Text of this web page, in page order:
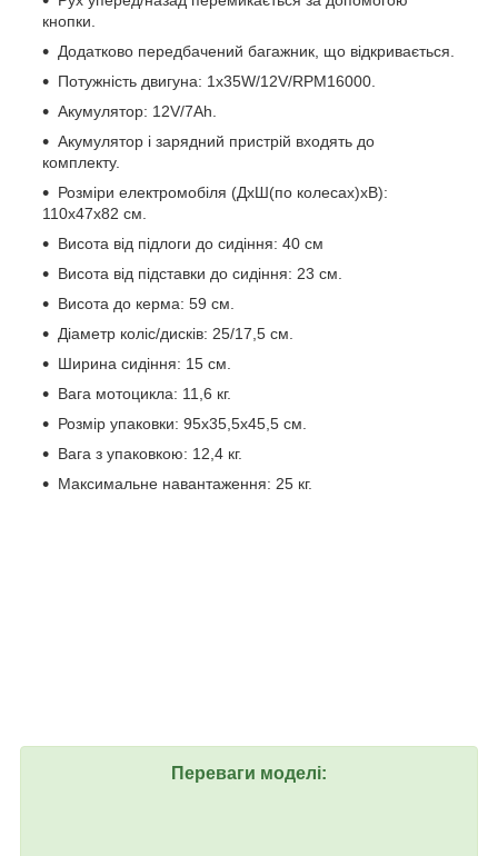
кнопки.
Додатково передбачений багажник, що відкривається.
Потужність двигуна: 1х35W/12V/RPM16000.
Акумулятор: 12V/7Ah.
Акумулятор і зарядний пристрій входять до
комплекту.
Розміри електромобіля (ДхШ(по колесах)хВ):
110х47х82 см.
Висота від підлоги до сидіння: 40 см
Висота від підставки до сидіння: 23 см.
Висота до керма: 59 см.
Діаметр коліс/дисків: 25/17,5 см.
Ширина сидіння: 15 см.
Вага мотоцикла: 11,6 кг.
Розмір упаковки: 95х35,5х45,5 см.
Вага з упаковкою: 12,4 кг.
Максимальне навантаження: 25 кг.
Переваги моделі: